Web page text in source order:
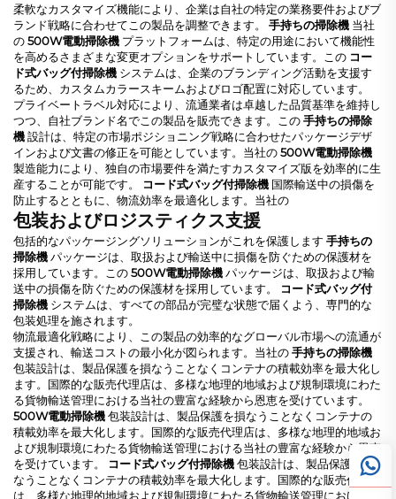
柔軟なカスタマイズ機能により、企業は自社の特定の業務要件およびブ
ランド戦略に合わせてこの製品を調整できます。 手持ちの掃除機 当社
の500W電動掃除機 プラットフォームは、特定の用途において機能性
を高めるさまざまな変更オプションをサポートしています。この コー
ド式バッグ付掃除機 システムは、企業のブランディング活動を支援す
るため、カスタムカラースキームおよびロゴ配置に対応しています。
プライベートラベル対応により、流通業者は卓越した品質基準を維持し
つつ、自社ブランド名でこの製品を販売できます。この手持ちの掃除
機設計は、特定の市場ポジショニング戦略に合わせたパッケージデザ
インおよび文書の修正を可能としています。当社の500W電動掃除機
製造能力により、独自の市場要件を満たすカスタマイズ版を効率的に生
産することが可能です。
コード式バッグ付掃除機 国際輸送中の損傷を
防止するとともに、物流効率を最適化します。当社の
包装およびロジスティクス支援
包括的なパッケージングソリューションがこれを保護します 手持ちの
掃除機パッケージは、取扱および輸送中に損傷を防ぐための保護材を
採用しています。この500W電動掃除機パッケージは、取扱および輸
送中の損傷を防ぐための保護材を採用しています。
コード式バッグ付
掃除機 システムは、すべての部品が完璧な状態で届くよう、専門的な
包装処理を施されます。
物流最適化戦略により、この製品の効率的なグローバル市場への流通が
支援され、輸送コストの最小化が図られます。当社の手持ちの掃除機
包装設計は、製品保護を損なうことなくコンテナの積載効率を最大化し
ます。国際的な販売代理店は、多様な地理的地域および規制環境にわた
る貨物輸送管理における当社の豊富な経験から恩恵を受けています。
500W電動掃除機包装設計は、製品保護を損なうことなくコンテナの
積載効率を最大化します。国際的な販売代理店は、多様な地理的地域お
よび規制環境にわたる貨物輸送管理における当社の豊富な経験から恩恵
を受けています。
コード式バッグ付掃除機包装設計は、製品保護を損
なうことなくコンテナの積載効率を最大化します。国際的な販売代理店
は、多様な地理的地域および規制環境にわたる貨物輸送管理における当